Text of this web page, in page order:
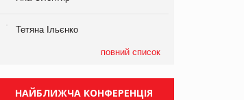
Тетяна Ільєнко
повний список
НАЙБЛИЖЧА КОНФЕРЕНЦІЯ